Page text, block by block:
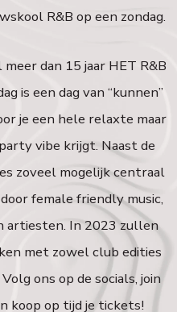
R&B op een zondag.
dan 15 jaar HET R&B
is een dag van “kunnen”
je een hele relaxte maar
vibe krijgt. Naast de
zoveel mogelijk centraal
female friendly music,
artiesten. In 2023 zullen
met zowel club edities
ons op de socials, join
koop op tijd je tickets!